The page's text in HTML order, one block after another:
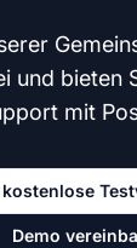
und bieten
mit
Demo